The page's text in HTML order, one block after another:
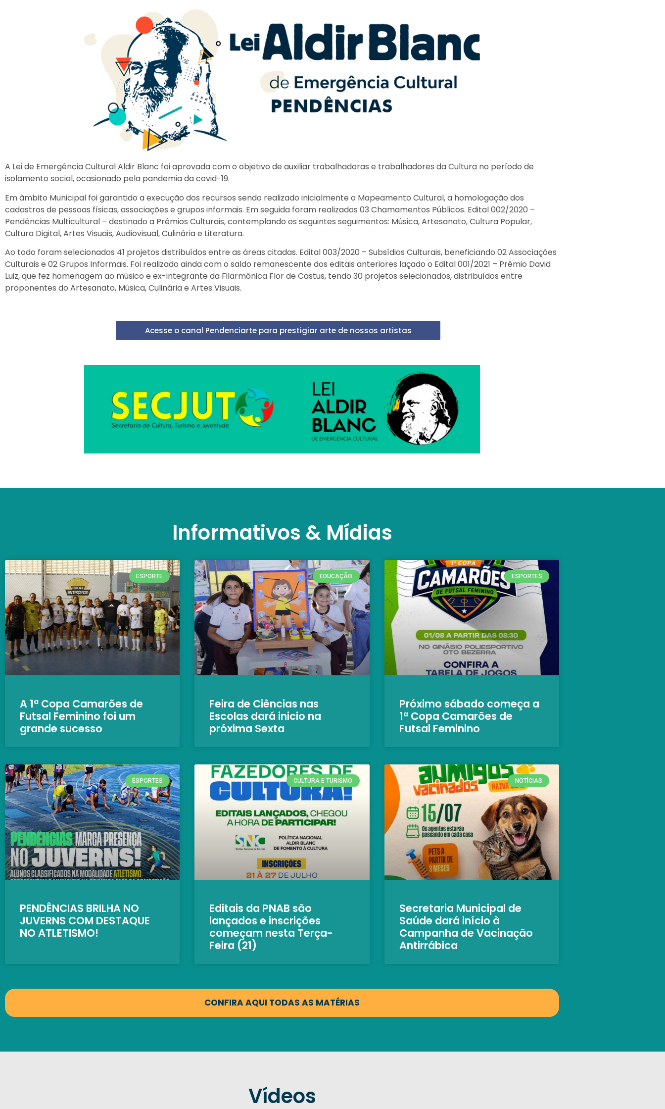
A Lei de Emergência Cultural Aldir Blanc foi aprovada com o objetivo de auxiliar trabalhadoras e trabalhadores da Cultura no período de
isolamento social, ocasionado pela pandemia da covid-19.
Em âmbito Municipal foi garantido a execução dos recursos sendo realizado inicialmente o Mapeamento Cultural, a homologação dos
cadastros de pessoas físicas, associações e grupos informais. Em seguida foram realizados 03 Chamamentos Públicos. Edital 002/2020 –
Pendências Multicultural – destinado a Prêmios Culturais, contemplando os seguintes seguimentos: Música, Artesanato, Cultura Popular,
Cultura Digital, Artes Visuais, Audiovisual, Culinária e Literatura.
Ao todo foram selecionados 41 projetos distribuídos entre as áreas citadas. Edital 003/2020 – Subsídios Culturais, beneficiando 02 Associações
Culturais e 02 Grupos Informais. Foi realizado ainda com o saldo remanescente dos editais anteriores laçado o Edital 001/2021 – Prêmio David
Luiz, que fez homenagem ao músico e ex-integrante da Filarmônica Flor de Castus, tendo 30 projetos selecionados, distribuídos entre
proponentes do Artesanato, Música, Culinária e Artes Visuais.
Acesse o canal Pendenciarte para prestigiar arte de nossos artistas
Informativos & Mídias
ESPORTE
A 1ª Copa Camarões de
Futsal Feminino foi um
grande sucesso
EDUCAÇÃO
Feira de Ciências nas
Escolas dará inicio na
próxima Sexta
ESPORTES
Próximo sábado começa a
1ª Copa Camarões de
Futsal Feminino
ESPORTES
PENDÊNCIAS BRILHA NO
JUVERNS COM DESTAQUE
NO ATLETISMO!
CULTURA E TURISMO
Editais da PNAB são
lançados e inscrições
começam nesta Terça-
Feira (21)
NOTÍCIAS
Secretaria Municipal de
Saúde dará início à
Campanha de Vacinação
Antirrábica
CONFIRA AQUI TODAS AS MATÉRIAS
Vídeos